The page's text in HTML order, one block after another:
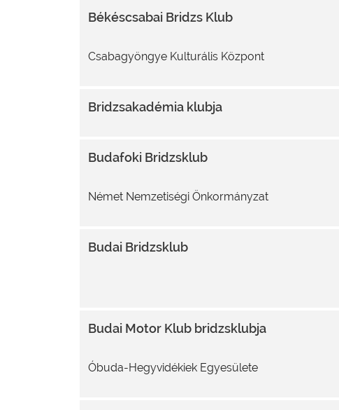
Békéscsabai Bridzs Klub
Csabagyöngye Kulturális Központ
Bridzsakadémia klubja
Budafoki Bridzsklub
Német Nemzetiségi Önkormányzat
Budai Bridzsklub
Budai Motor Klub bridzsklubja
Óbuda-Hegyvidékiek Egyesülete